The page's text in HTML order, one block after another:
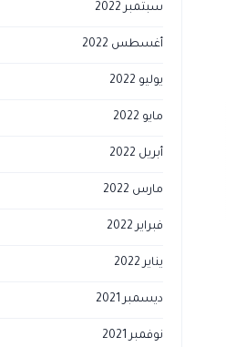
سبتمبر 2022
أغسطس 2022
يوليو 2022
مايو 2022
أبريل 2022
مارس 2022
فبراير 2022
يناير 2022
ديسمبر 2021
نوفمبر 2021